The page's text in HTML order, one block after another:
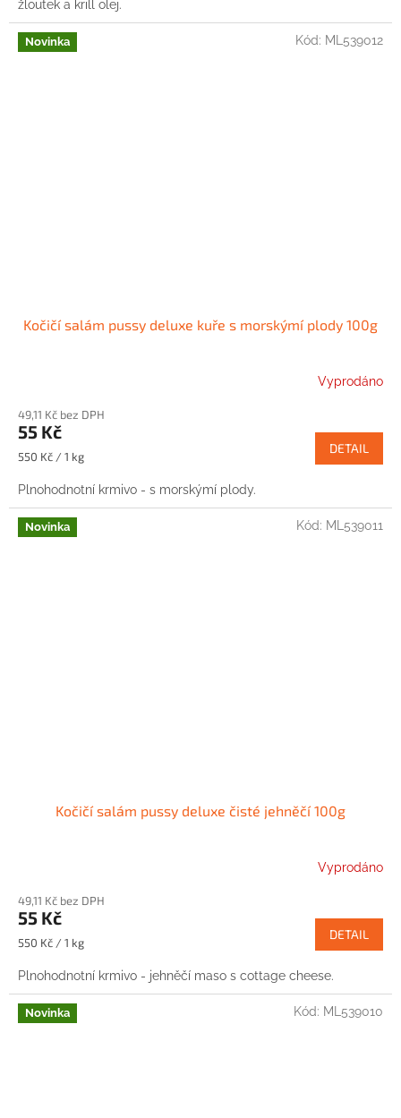
žloutek a krill olej.
Novinka
Kočičí salám pussy deluxe kuře s morskýmí plody 100g
Vyprodáno
49,11 Kč bez DPH
55 Kč
Měrná
550 Kč / 1 kg
DETAIL
Plnohodnotní krmivo - s morskýmí plody.
Kód: ML539012
Novinka
Kočičí salám pussy deluxe čisté jehněčí 100g
Vyprodáno
49,11 Kč bez DPH
55 Kč
Měrná
550 Kč / 1 kg
DETAIL
Plnohodnotní krmivo - jehněčí maso s cottage cheese.
Kód: ML539011
Novinka Kód: ML539010